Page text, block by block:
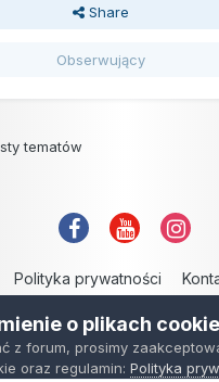
Share
Obserwujący
tematów
Polityka prywatności
Powered by Invision Community
o plikach cookie
z forum, prosimy
oraz regulamin: Polityka